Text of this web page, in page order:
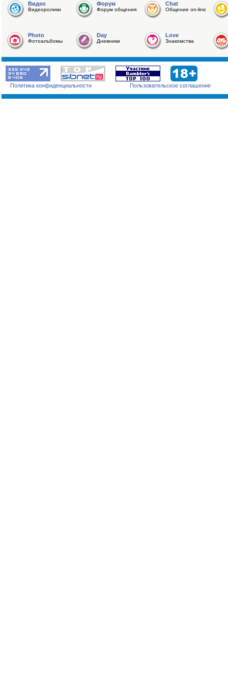
Видео
Видеоролики
Форум
Форум общения
Chat
Общение on-line
Photo
Фотоальбомы
Day
Дневники
Love
Знакомства
Пользовательское соглашение
Политика конфиденциальности